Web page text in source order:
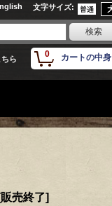
文字サイズ:
0 カートの中身
ら
売終了]